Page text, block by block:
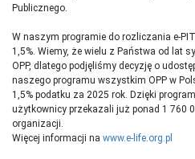
Publicznego.
W naszym programie do rozliczania e-
1,5%. Wiemy, że wielu z Państwa od lat
OPP, dlatego podjęliśmy decyzję o
naszego programu wszystkim OPP w
1,5% podatku za 2025 rok. Dzięki
użytkownicy przekazali już ponad 1 760
organizacji.
Więcej informacji na www.e-life.org.pl